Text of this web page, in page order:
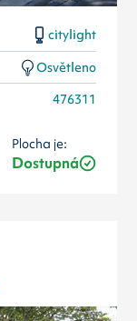
citylight
Osvětleno
476311
Plocha je:
Dostupná